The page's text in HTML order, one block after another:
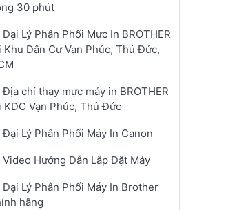
30 phút
Đại Lý Phân Phối Mực In BROTHER
Khu Dân Cư Vạn Phúc, Thủ Đức,
Địa chỉ thay mực máy in BROTHER
KDC Vạn Phúc, Thủ Đức
Đại Lý Phân Phối Máy In Canon
Video Hướng Dẫn Lắp Đặt Máy
Đại Lý Phân Phối Máy In Brother
hãng